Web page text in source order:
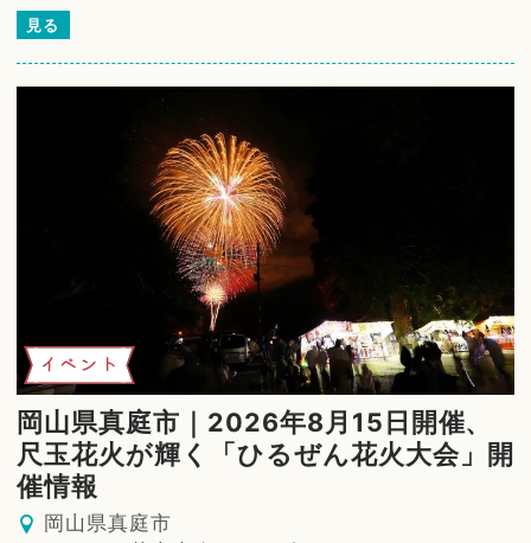
見る
イベント
岡山県真庭市｜2026年8月15日開催、
尺玉花火が輝く「ひるぜん花火大会」開
催情報
岡山県真庭市